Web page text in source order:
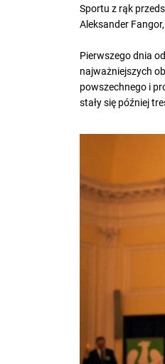
Sportu z rąk
Aleksander
Pierwszego dnia
najważniejszych
powszechnego i
stały się później